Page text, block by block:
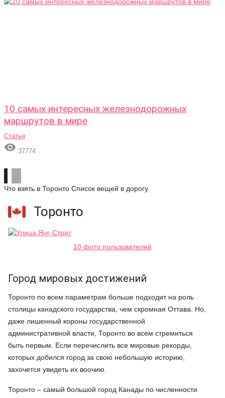
10 самых интересных железнодорожных
маршрутов в мире
Статья
 37774
Что взять в Торонто Список вещей в дорогу
Торонто
10 фото пользователей
Город мировых достижений
Торонто по всем параметрам больше подходит на роль
столицы канадского государства, чем скромная Оттава. Но,
даже лишенный короны государственной
административной власти, Торонто во всем стремиться
быть первым. Если перечислить все мировые рекорды,
которых добился город за свою небольшую историю,
захочется увидеть их воочию.
Торонто – самый большой город Канады по численности